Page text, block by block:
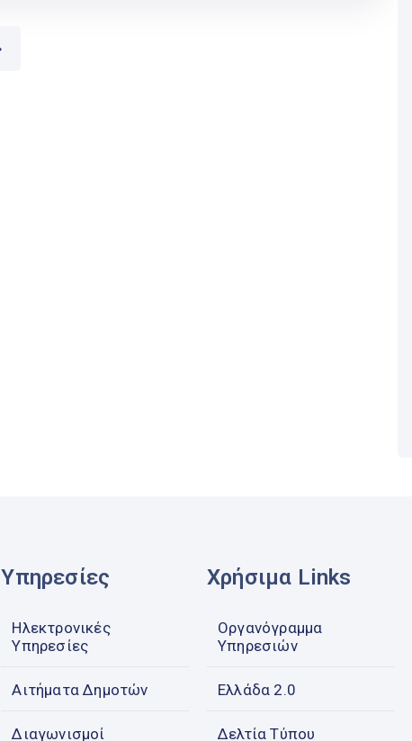
Υπηρεσίες
Ηλεκτρονικές
Υπηρεσίες
Αιτήματα Δημοτών
Διαγωνισμοί
Χρήσιμα Links
Οργανόγραμμα
Υπηρεσιών
Ελλάδα 2.0
Δελτία Τύπου